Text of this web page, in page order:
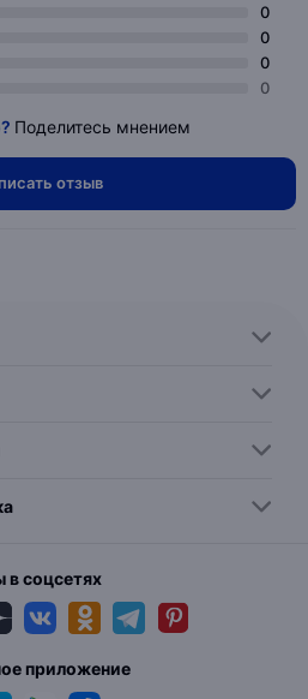
0
0
0
0
Поделитесь мнением
отзыв
в соцсетях
приложение